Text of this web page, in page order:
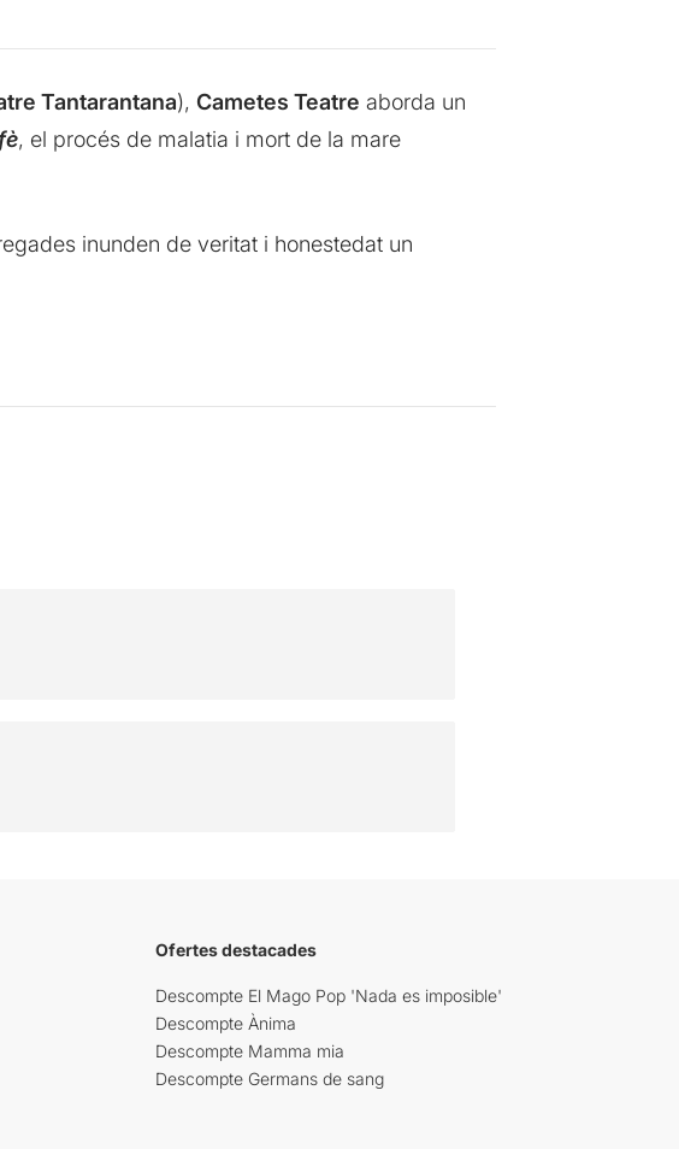
Tantarantana), Cametes Teatre aborda un
, el procés de malatia i mort de la mare
inunden de veritat i honestedat un
Ofertes destacades
Descompte El Mago Pop 'Nada es imposible'
Descompte Ànima
Descompte Mamma mia
Descompte Germans de sang